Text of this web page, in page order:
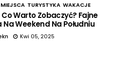
TURYSTYKA WAKACJE
Co Warto Zobaczyć? Fajne
Na Weekend Na Południu
Kwi 05, 2025